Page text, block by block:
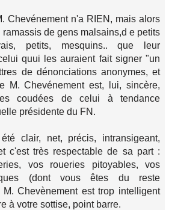
Chevénement n'a RIEN, mais alors
ramassis de gens malsains,d e petits
petits, mesquins.. que leur
quui les auraient fait signer "un
de dénonciations anonymes, et
M. Chevénement est, lui, sincère,
coudées de celui à tendance
présidente du FN.
clair, net, précis, intransigeant,
c'est très respectable de sa part :
vos roueries pitoyables, vos
(dont vous êtes du reste
Chevènement est trop intelligent
à votre sottise, point barre.